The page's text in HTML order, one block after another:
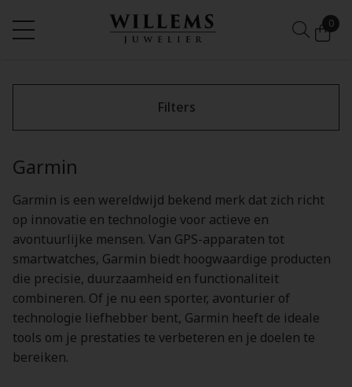
0
Filters
Garmin
Garmin is een wereldwijd bekend merk dat zich richt
op innovatie en technologie voor actieve en
avontuurlijke mensen. Van GPS-apparaten tot
smartwatches, Garmin biedt hoogwaardige producten
die precisie, duurzaamheid en functionaliteit
combineren. Of je nu een sporter, avonturier of
technologie liefhebber bent, Garmin heeft de ideale
tools om je prestaties te verbeteren en je doelen te
bereiken.